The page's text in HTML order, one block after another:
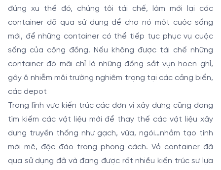
đúng xu thế đó, chúng tôi tái chế, làm mới lại các
container đã qua sử dụng để cho nó một cuộc sống
mới, để những container có thể tiếp tục phục vụ cuộc
sống của cộng đồng. Nếu không được tái chế những
container đó mãi chỉ là những đống sắt vụn hoen ghỉ,
gây ô nhiễm môi trường nghiêm trọng tại các cảng biển,
các depot
Trong lĩnh vực kiến trúc các đơn vị xây dựng cũng đang
tìm kiếm các vật liệu mới để thay thế các vật liệu xây
dựng truyền thống như gạch, vữa, ngói…nhằm tạo tính
mới mẽ, độc đáo trong phong cách. Vỏ container đã
qua sử dụng đã và đang được rất nhiều kiến trúc sư lựa